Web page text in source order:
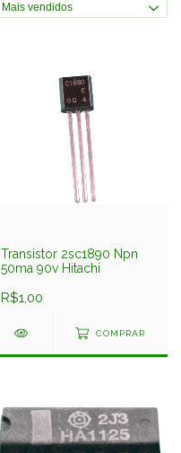
Transistor 2sc1890 Npn
50ma 90v Hitachi
R$1,00
COMPRAR